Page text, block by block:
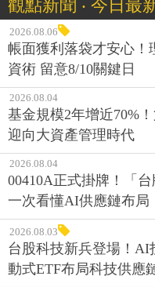
觀點新聞 ‧ 今日最
2026.08.06
帳面獲利落袋才安心！
資術 留意8/10關鍵日
2026.08.04
基金規模2年增近70%
迎向大資產管理時代
2026.08.04
00410A正式掛牌！「
一次看懂AI供應鏈布局
2026.08.03
台股科技新兵登場！AI
動式ETF布局科技供應